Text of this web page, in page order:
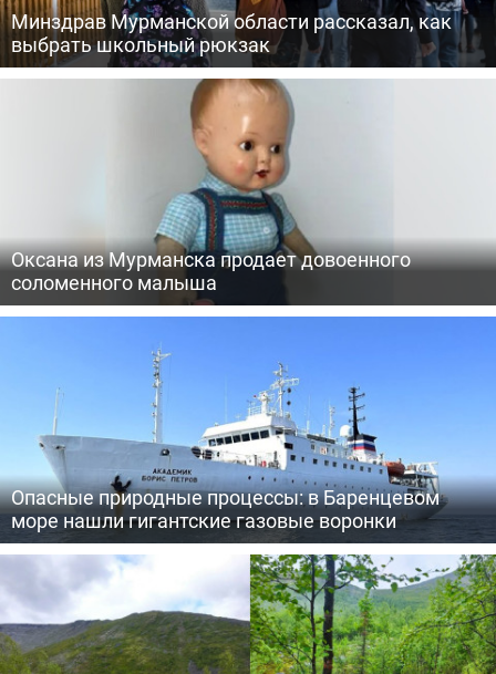
Минздрав Мурманской области рассказал, как
выбрать школьный рюкзак
Оксана из Мурманска продает довоенного
соломенного малыша
Опасные природные процессы: в Баренцевом
море нашли гигантские газовые воронки